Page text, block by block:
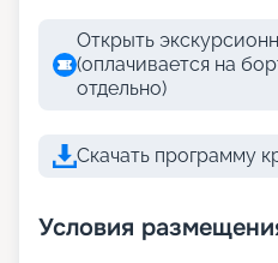
Открыть
(оплачивается на
отдельно)
Скачать программу
Условия